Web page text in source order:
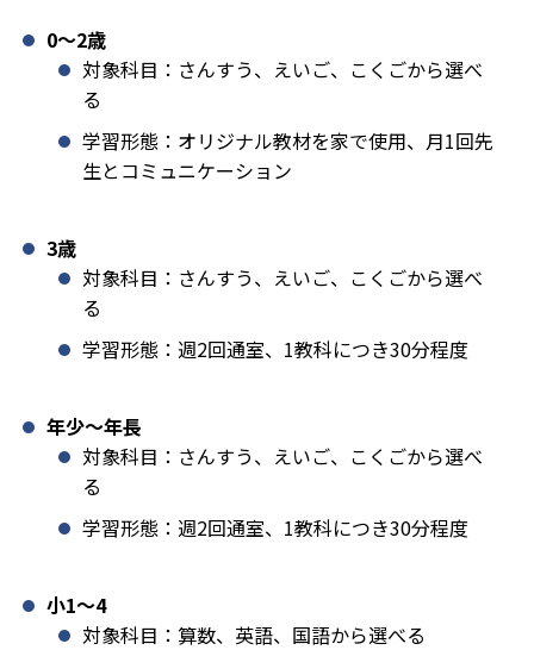
0〜2歳
対象科目：さんすう、えいご、こくごから選べ
る
学習形態：オリジナル教材を家で使用、月1回先
生とコミュニケーション
3歳
対象科目：さんすう、えいご、こくごから選べ
る
学習形態：週2回通室、1教科につき30分程度
年少〜年長
対象科目：さんすう、えいご、こくごから選べ
る
学習形態：週2回通室、1教科につき30分程度
小1️〜4
対象科目：算数、英語、国語から選べる